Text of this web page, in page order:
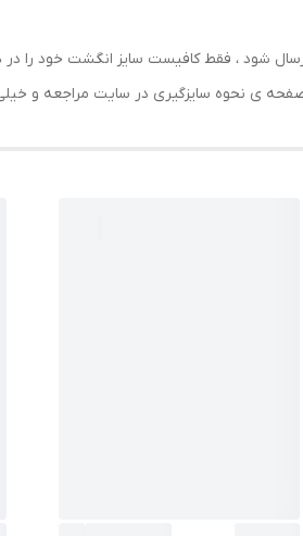
شما ارسال شود ، فقط کافیست سایز انگشت
صفحه ی نحوه سایزگیری در سایت مراجعه و